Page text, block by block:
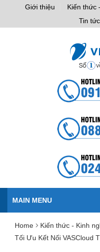
Giới thiệu Kiến thức
Tin tức
MAIN MENU
Home Kiến thức - Kinh
Tối Ưu Kết Nối VASCloud